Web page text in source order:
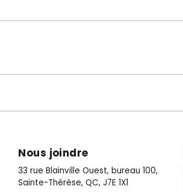
Nous joindre
33 rue Blainville Ouest, bureau 100,
Sainte-Thérèse, QC, J7E 1X1